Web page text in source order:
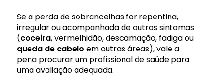
Se a perda de sobrancelhas for repentina,
irregular ou acompanhada de outros sintomas
(coceira, vermelhidão, descamação, fadiga ou
queda de cabelo em outras áreas), vale a
pena procurar um profissional de saúde para
uma avaliação adequada.